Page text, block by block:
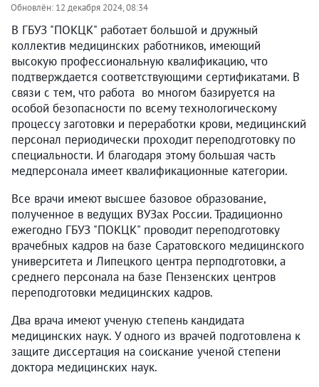
Обновлён: 12 декабря 2024, 08:34
В ГБУЗ "ПОКЦК" работает большой и дружный
коллектив медицинских работников, имеющий
высокую профессиональную квалификацию, что
подтверждается соответствующими сертификатами. В
связи с тем, что работа во многом базируется на
особой безопасности по всему технологическому
процессу заготовки и переработки крови, медицинский
персонал периодически проходит переподготовку по
специальности. И благодаря этому большая часть
медперсонала имеет квалификационные категории.
Все врачи имеют высшее базовое образование,
полученное в ведущих ВУЗах России. Традиционно
ежегодно ГБУЗ "ПОКЦК" проводит переподготовку
врачебных кадров на базе Саратовского медицинского
университета и Липецкого центра перподготовки, а
среднего персонала на базе Пензенских центров
переподготовки медицинских кадров.
Два врача имеют ученую степень кандидата
медицинских наук. У одного из врачей подготовлена к
защите диссертация на соискание ученой степени
доктора медицинских наук.